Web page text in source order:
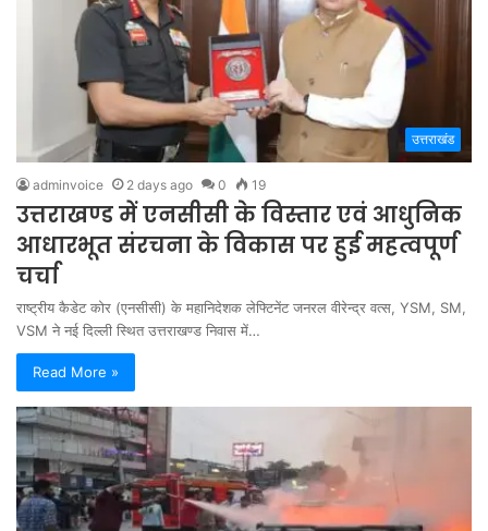
उत्तराखंड
adminvoice 2 days ago 0 19
उत्तराखण्ड में एनसीसी के विस्तार एवं आधुनिक
आधारभूत संरचना के विकास पर हुई महत्वपूर्ण
चर्चा
राष्ट्रीय कैडेट कोर (एनसीसी) के महानिदेशक लेफ्टिनेंट जनरल वीरेन्द्र वत्स, YSM, SM,
VSM ने नई दिल्ली स्थित उत्तराखण्ड निवास में…
Read More »